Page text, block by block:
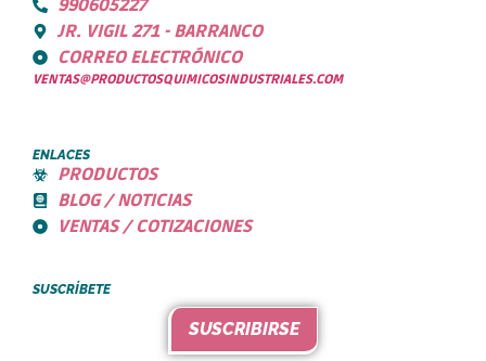
990605227
JR. VIGIL 271 - BARRANCO
CORREO ELECTRÓNICO
VENTAS@PRODUCTOSQUIMICOSINDUSTRIALES.COM
ENLACES
PRODUCTOS
BLOG / NOTICIAS
VENTAS / COTIZACIONES
SUSCRÍBETE
SUSCRIBIRSE